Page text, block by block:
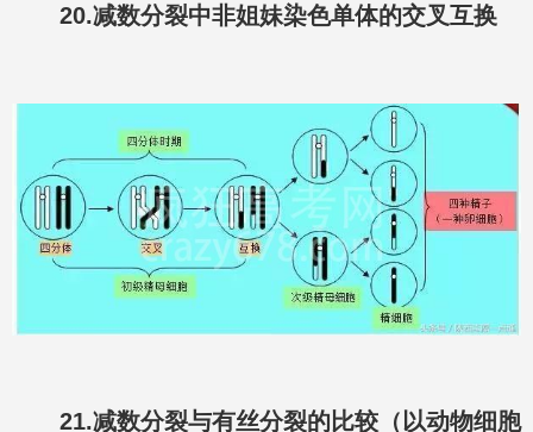
20.减数分裂中非姐妹染色单体的交叉互换
21.减数分裂与有丝分裂的比较（以动物细胞